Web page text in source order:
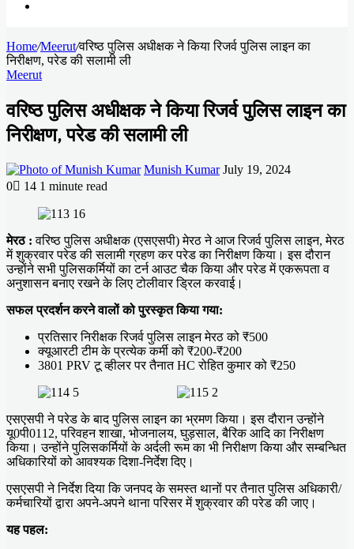
for
Home/Meerut/वरिष्ठ पुलिस अधीक्षक ने किया रिजर्व पुलिस लाइन का
निरीक्षण, परेड की सलामी ली
Meerut
वरिष्ठ पुलिस अधीक्षक ने किया रिजर्व पुलिस लाइन का
निरीक्षण, परेड की सलामी ली
Munish Kumar Send
July 19, 2024
0
14 1 minute read
मेरठ : वरिष्ठ पुलिस अधीक्षक (एसएसपी) मेरठ ने आज रिजर्व पुलिस लाइन, मेरठ
में शुक्रवार परेड की सलामी ग्रहण कर परेड का निरीक्षण किया। इस दौरान
उन्होंने सभी पुलिसकर्मियों का टर्न आउट चैक किया और परेड में एकरूपता व
अनुशासन बनाए रखने के लिए टोलीवार ड्रिल करवाई।
सफल प्रदर्शन करने वालों को पुरस्कृत किया गया:
प्रतिसार निरीक्षक रिजर्व पुलिस लाइन मेरठ को ₹500
क्यूआरटी टीम के प्रत्येक कर्मी को ₹200-₹200
3801 PRV टू व्हीलर पर तैनात HC रोहित कुमार को ₹250
एसएसपी ने परेड के बाद पुलिस लाइन का भ्रमण किया। इस दौरान उन्होंने
यू0पी0112, परिवहन शाखा, भोजनालय, घुड़साल, बैरिक आदि का निरीक्षण
किया। उन्होंने पुलिसकर्मियों के अर्दली रूम का भी निरीक्षण किया और सम्बन्धित
अधिकारियों को आवश्यक दिशा-निर्देश दिए।
एसएसपी ने निर्देश दिया कि जनपद के समस्त थानों पर तैनात पुलिस अधिकारी/
कर्मचारियों द्वारा अपने-अपने थाना परिसर में शुक्रवार की परेड की जाए।
यह पहल: